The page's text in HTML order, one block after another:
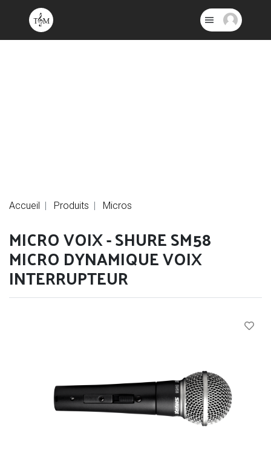
Accueil Produits Micros
MICRO VOIX - SHURE SM58
MICRO DYNAMIQUE VOIX
INTERRUPTEUR